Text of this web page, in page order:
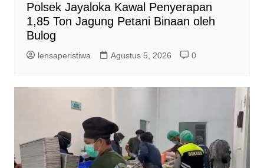
Polsek Jayaloka Kawal Penyerapan
1,85 Ton Jagung Petani Binaan oleh
Bulog
lensaperistiwa Agustus 5, 2026 0